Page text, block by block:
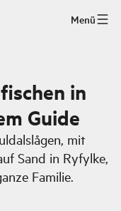
Menü
in
Guide
mit
Sand in Ryfylke,
Familie.